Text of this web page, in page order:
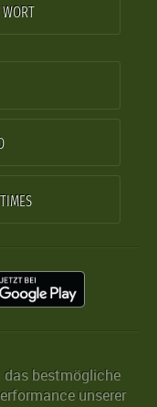
das bestmögliche
unserer